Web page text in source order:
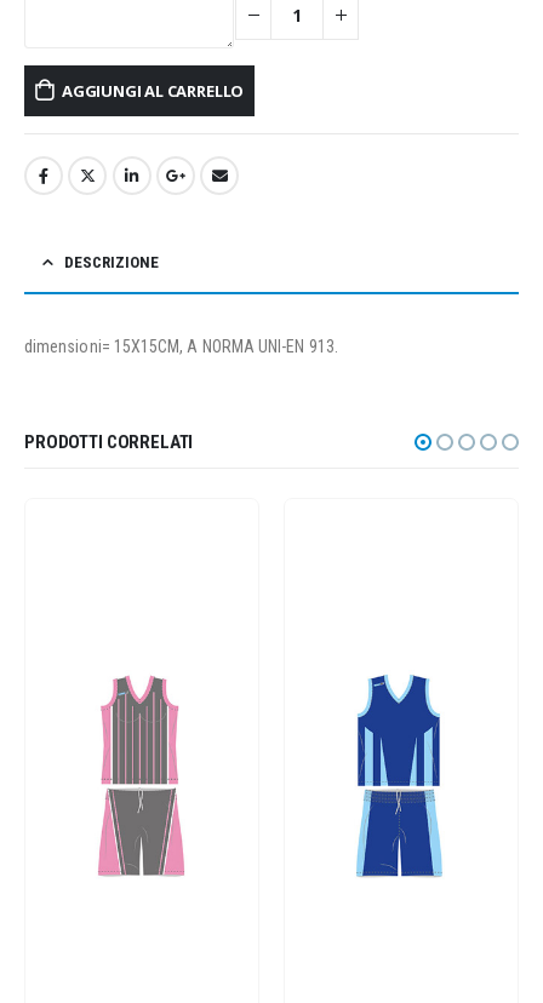
AGGIUNGI AL CARRELLO
DESCRIZIONE
dimensioni= 15X15CM, A NORMA UNI-EN 913.
PRODOTTI CORRELATI